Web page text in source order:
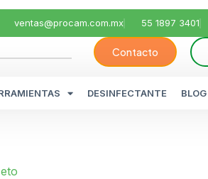
ventas@procam.com.mx 55 1897 3401
Contacto
DESINFECTANTE BLOG